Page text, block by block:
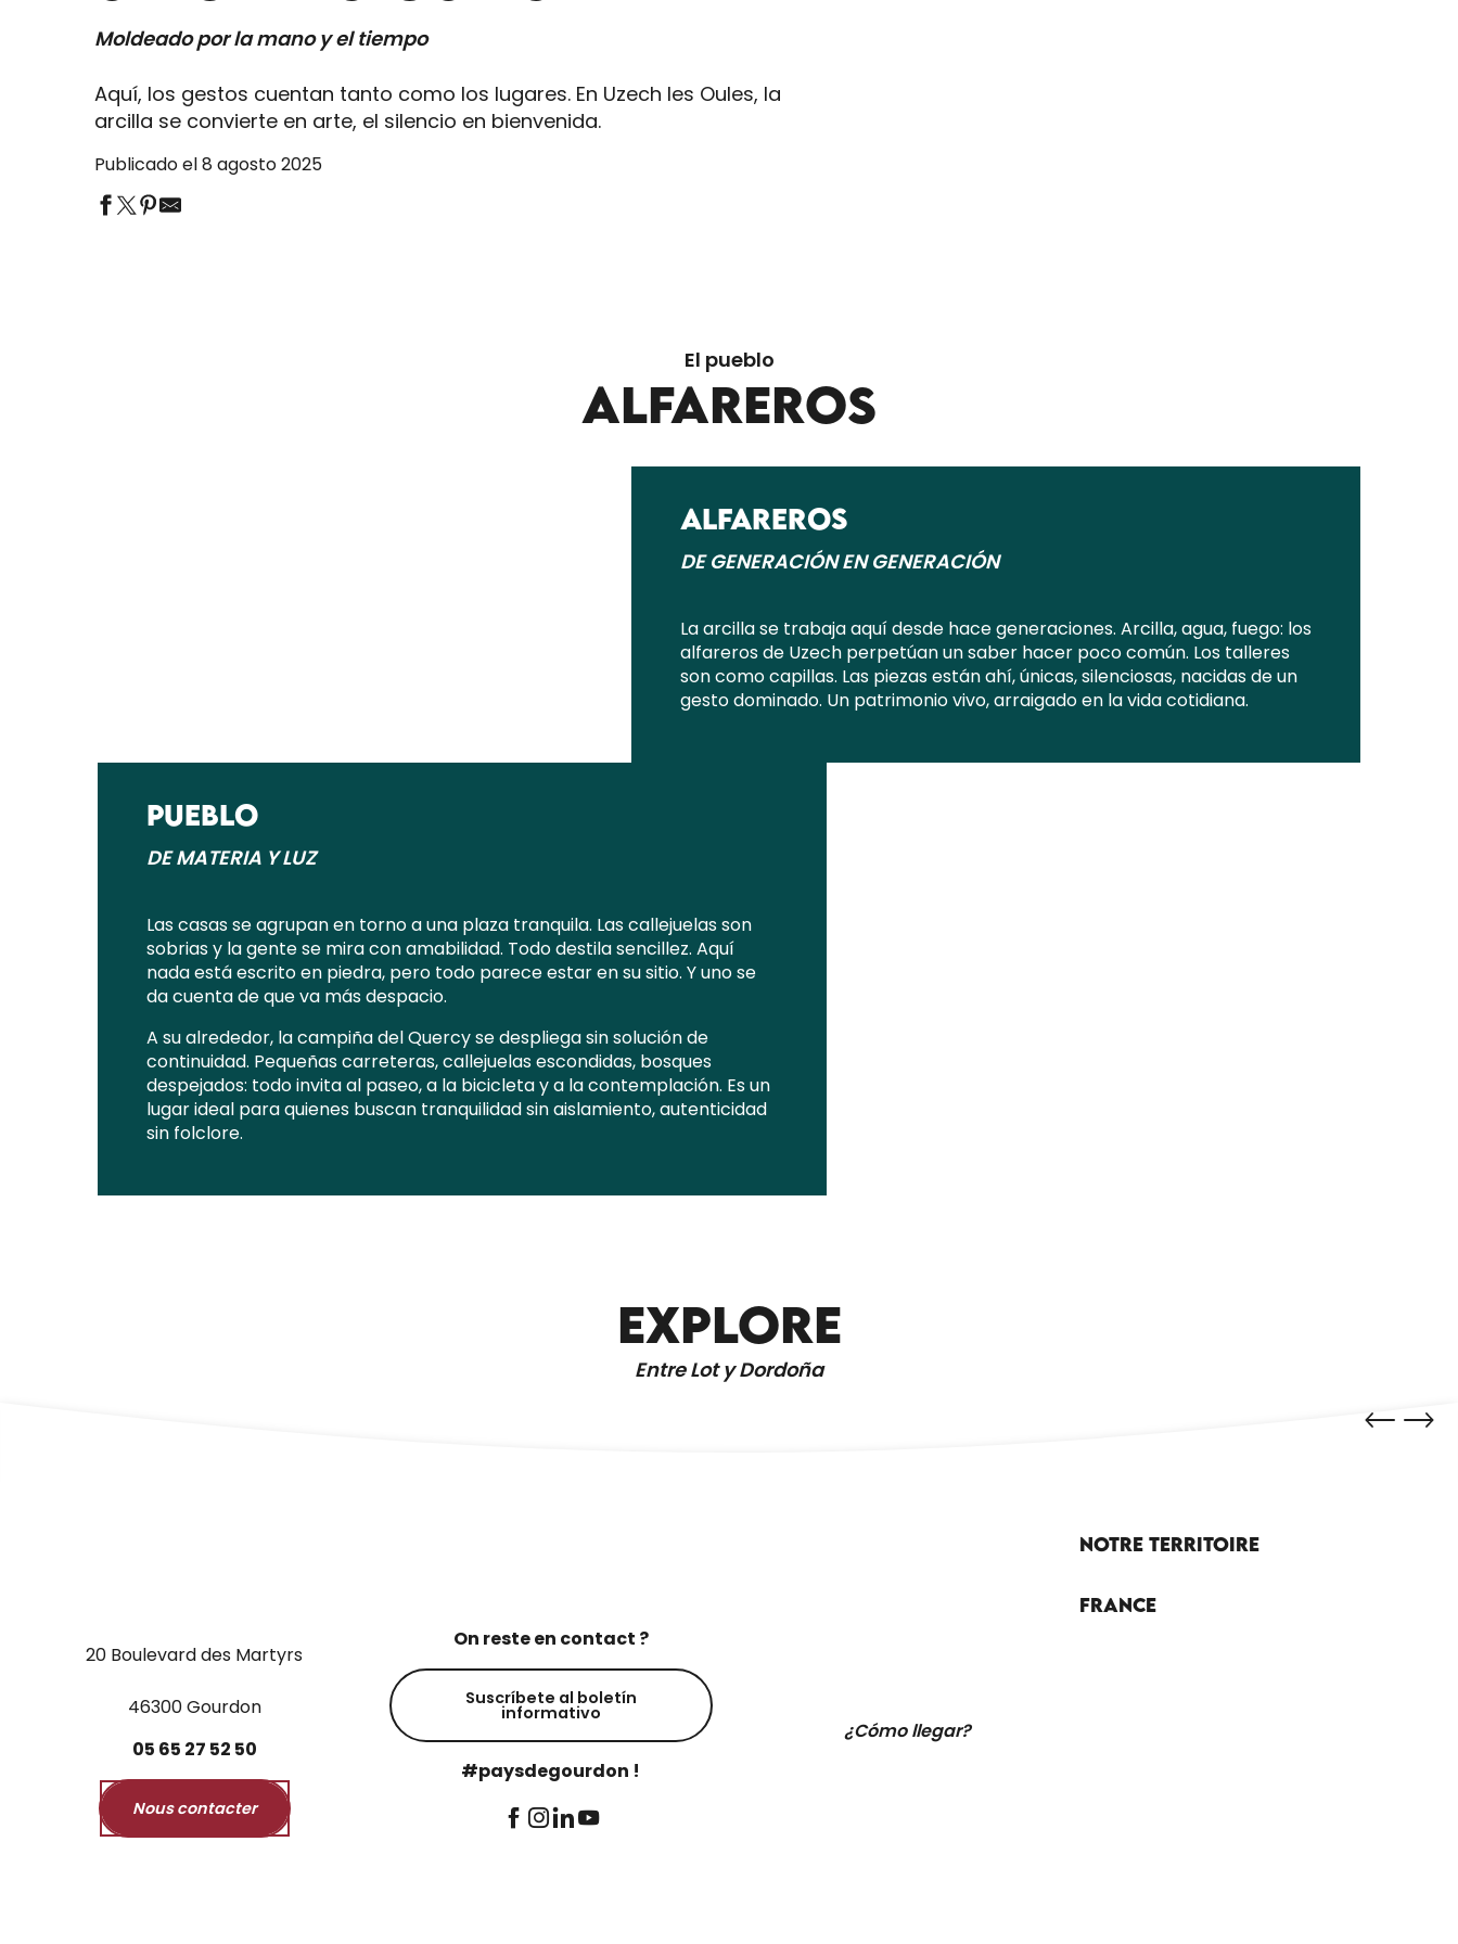
Moldeado por la mano y el tiempo
Aquí, los gestos cuentan tanto como los lugares. En Uzech les Oules, la
arcilla se convierte en arte, el silencio en bienvenida.
Publicado el 8 agosto 2025
El pueblo
ALFAREROS
ALFAREROS
DE GENERACIÓN EN GENERACIÓN
La arcilla se trabaja aquí desde hace generaciones. Arcilla, agua, fuego: los
alfareros de Uzech perpetúan un saber hacer poco común. Los talleres
son como capillas. Las piezas están ahí, únicas, silenciosas, nacidas de un
gesto dominado. Un patrimonio vivo, arraigado en la vida cotidiana.
PUEBLO
DE MATERIA Y LUZ
Las casas se agrupan en torno a una plaza tranquila. Las callejuelas son
sobrias y la gente se mira con amabilidad. Todo destila sencillez. Aquí
nada está escrito en piedra, pero todo parece estar en su sitio. Y uno se
da cuenta de que va más despacio.
A su alrededor, la campiña del Quercy se despliega sin solución de
continuidad. Pequeñas carreteras, callejuelas escondidas, bosques
despejados: todo invita al paseo, a la bicicleta y a la contemplación. Es un
lugar ideal para quienes buscan tranquilidad sin aislamiento, autenticidad
sin folclore.
EXPLORE
Entre Lot y Dordoña
CIRCUITO DE DÉGAGNAZÈS
20 Boulevard des Martyrs
46300 Gourdon
05 65 27 52 50
Nous contacter
On reste en contact ?
Suscríbete al boletín
informativo
#paysdegourdon !
¿Cómo llegar?
Notre territoire
France